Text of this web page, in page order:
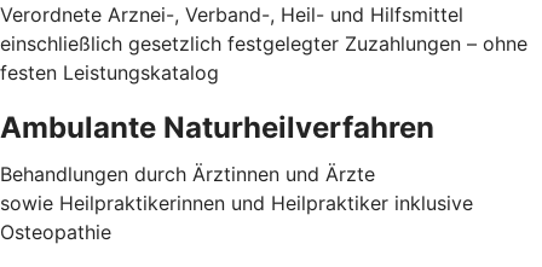
Verordnete Arznei-, Verband-, Heil- und Hilfsmittel
einschließlich gesetzlich festgelegter Zuzahlungen – ohne
festen Leistungskatalog
Ambulante Naturheilverfahren
Behandlungen durch Ärztinnen und Ärzte
sowie Heilpraktikerinnen und Heilpraktiker inklusive
Osteopathie